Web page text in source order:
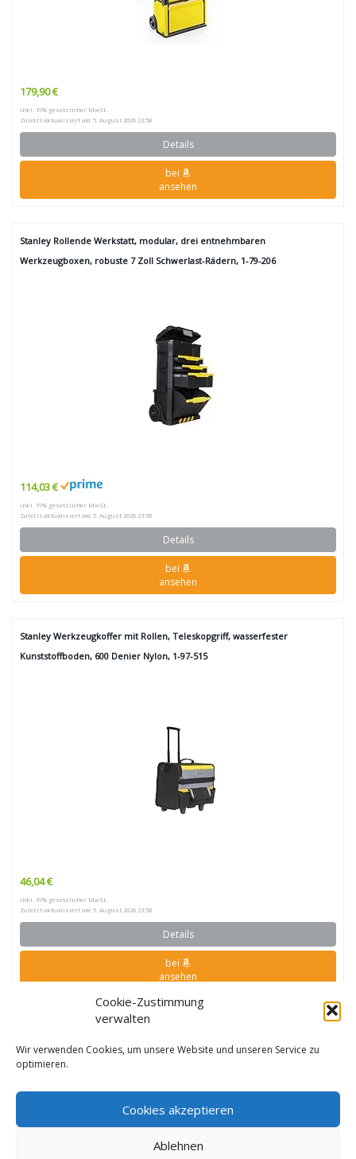
Cookie-Zustimmung
verwalten
Wir verwenden Cookies, um unsere Website und unseren Service zu
optimieren.
Cookies akzeptieren
Ablehnen
179,90 €
inkl. 19% gesetzlicher MwSt.
Zuletzt aktualisiert am: 5. August 2026 23:58
Details
bei
ansehen
Stanley Rollende Werkstatt, modular, drei entnehmbaren
Werkzeugboxen, robuste 7 Zoll Schwerlast-Rädern, 1-79-206
114,03 €
inkl. 19% gesetzlicher MwSt.
Zuletzt aktualisiert am: 5. August 2026 23:58
Details
bei
ansehen
Stanley Werkzeugkoffer mit Rollen, Teleskopgriff, wasserfester
Kunststoffboden, 600 Denier Nylon, 1-97-515
46,04 €
inkl. 19% gesetzlicher MwSt.
Zuletzt aktualisiert am: 5. August 2026 23:58
Details
bei
ansehen
Als Amazon-Partner verdiene ich an qualifizierten Verkäufen.